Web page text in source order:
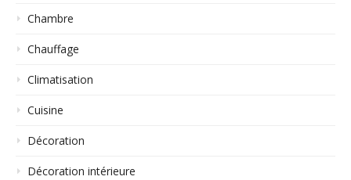
Chambre
Chauffage
Climatisation
Cuisine
Décoration
Décoration intérieure